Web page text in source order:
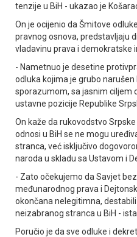
tenzije u BiH - ukazao je
On je ocijenio da Šmitove
pravnog osnova, predstavljaju
vladavinu prava i demokratske
- Nametnuo je desetine
odluka kojima je grubo
sporazumom, sa jasnim ciljem
ustavne pozicije Republike
On kaže da rukovodstvo
odnosi u BiH se ne mogu
stranca, već isključivo
naroda u skladu sa Ustavom i
- Zato očekujemo da Savjet
međunarodnog prava i
okončana nelegitimna,
neizabranog stranca u BiH -
Poručio je da sve odluke i